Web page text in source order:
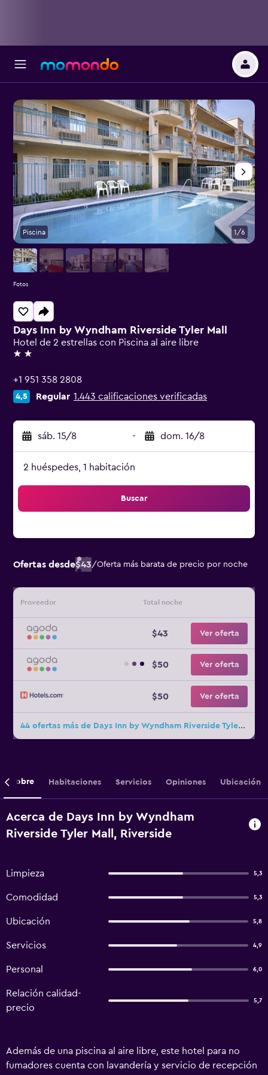
Days Inn by Wyndham Riverside Tyler Mall
Hotel de 2 estrellas con Piscina al aire libre
2 estrellas
+1 951 358 2808
4,5 Regular 1.443 calificaciones verificadas
sáb. 15/8 - dom. 16/8
2 huéspedes, 1 habitación
Buscar
Ofertas desde$43/Oferta más barata de precio por noche
Proveedor Total noche
$43 Ver oferta
$50 Ver oferta
$50 Ver oferta
44 ofertas más de Days Inn by Wyndham Riverside Tyler Mall
Piscina 1/6
Fotos
Sobre Habitaciones Servicios Opiniones Ubicación
Acerca de Days Inn by Wyndham
Riverside Tyler Mall, Riverside
Limpieza 5,3
Comodidad 5,3
Ubicación 5,8
Servicios 4,9
Personal 6,0
Relación calidad-
precio
5,7
Además de una piscina al aire libre, este hotel para no
fumadores cuenta con lavandería y servicio de recepción